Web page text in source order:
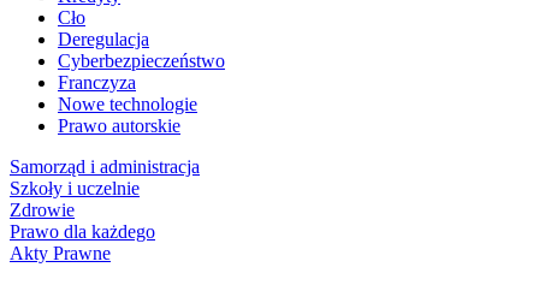
Cło
Deregulacja
Cyberbezpieczeństwo
Franczyza
Nowe technologie
Prawo autorskie
Samorząd i administracja
Szkoły i uczelnie
Zdrowie
Prawo dla każdego
Akty Prawne